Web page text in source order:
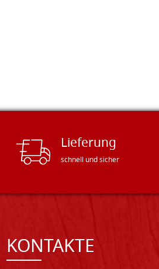
Lieferung
schnell und sicher
KONTAKTE